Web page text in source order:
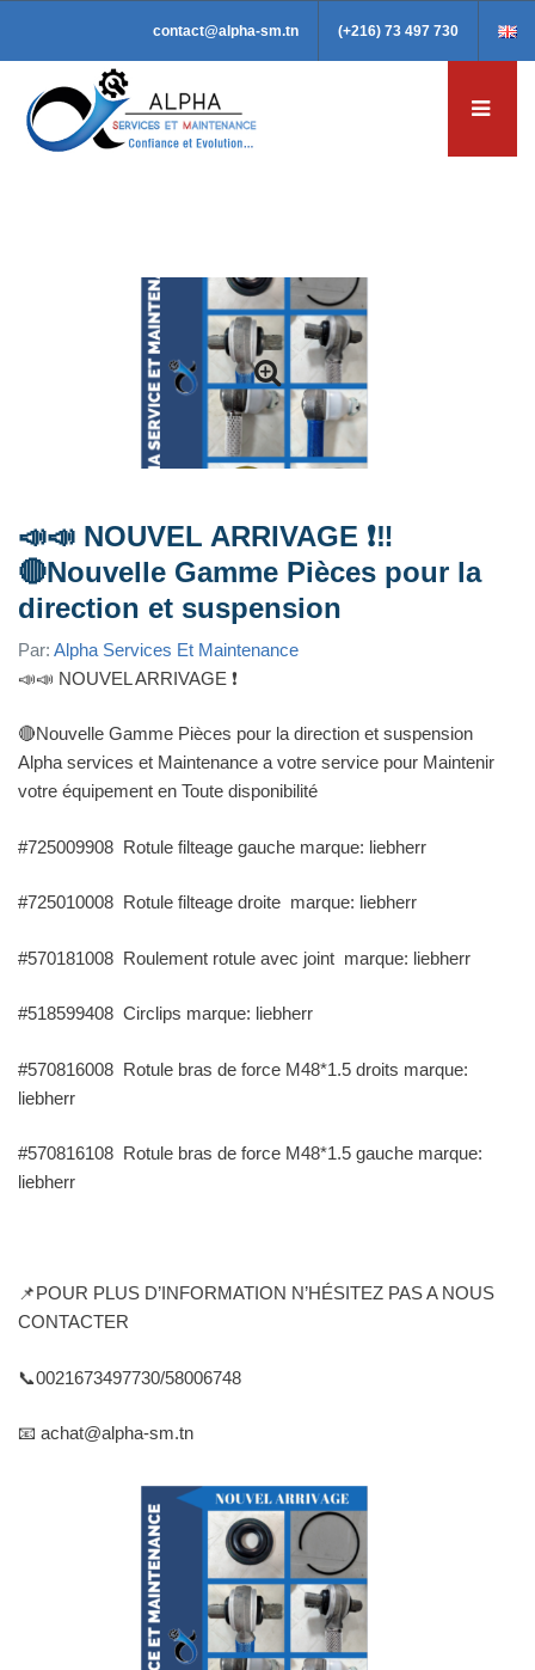
contact@alpha-sm.tn (+216) 73 497 730
📣📣 NOUVEL ARRIVAGE ❗️‼️
🔴Nouvelle Gamme Pièces pour la
direction et suspension
Par: Alpha Services Et Maintenance
📣📣 NOUVEL ARRIVAGE ❗️
🔴Nouvelle Gamme Pièces pour la direction et suspension
Alpha services et Maintenance a votre service pour Maintenir
votre équipement en Toute disponibilité
#725009908 Rotule filteage gauche marque: liebherr
#725010008 Rotule filteage droite marque: liebherr
#570181008 Roulement rotule avec joint marque: liebherr
#518599408 Circlips marque: liebherr
#570816008 Rotule bras de force M48*1.5 droits marque:
liebherr
#570816108 Rotule bras de force M48*1.5 gauche marque:
liebherr
📌POUR PLUS D’INFORMATION N’HÉSITEZ PAS A NOUS
CONTACTER
📞0021673497730/58006748
📧 achat@alpha-sm.tn